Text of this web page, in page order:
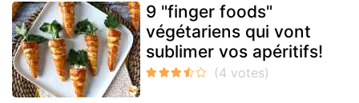
9 "finger foods"
végétariens qui vont
sublimer vos apéritifs!